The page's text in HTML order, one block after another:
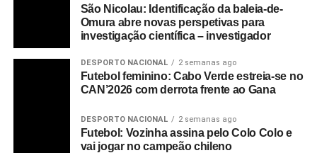
São Nicolau: Identificação da baleia-de-
Omura abre novas perspetivas para
investigação científica – investigador
DESPORTO NACIONAL 2 semanas ago
Futebol feminino: Cabo Verde estreia-se no
CAN’2026 com derrota frente ao Gana
DESPORTO NACIONAL 2 semanas ago
Futebol: Vozinha assina pelo Colo Colo e
vai jogar no campeão chileno